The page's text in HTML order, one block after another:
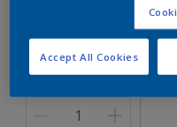
Accept All Cookies